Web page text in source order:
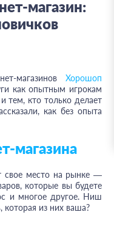
магазин:
магазинов Хорошоп
как опытным игрокам
тем, кто только делает
как без опыта
магазина
свое место на рынке —
которые вы будете
и многое другое. Ниш
которая из них ваша?